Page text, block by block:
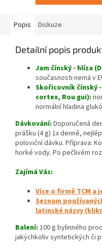
Popis Diskuze
Detailní popis
Jam čínský - hlíza
současnosti nemá v
Skořicovník čínský
cortex, Rou gui):
normální hladina
Dávkování: Doporučená
prášku (4 g) 1x denně,
poloviční dávku. Příprava:
horké vody. Po pečlivém
Zajímá Vás:
Více o firmě TCM
Seznam
latinské názvy
Balení: 100 g bylinného
jakýchkoliv syntetických či